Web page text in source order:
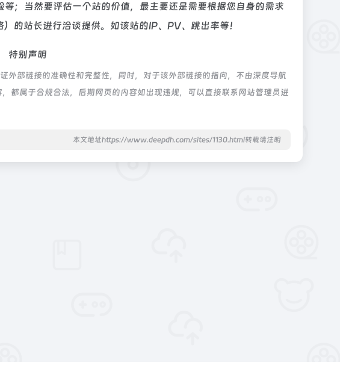
；当然要评估一个站的价值，最主要还是需要根据您自身的需求
的站长进行洽谈提供。如该站的IP、PV、跳出率等！
特别声明
外部链接的准确性和完整性，同时，对于该外部链接的指向，不由深度导航
都属于合规合法，后期网页的内容如出现违规，可以直接联系网站管理员进
本文地址https://www.deepdh.com/sites/1130.html转载请注明